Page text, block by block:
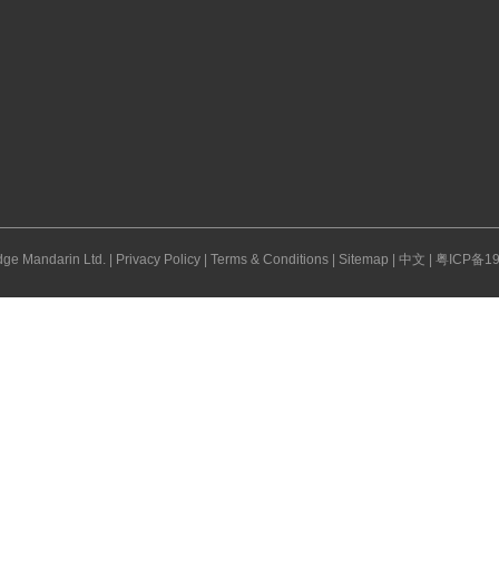
Mandarin Ltd. | Privacy Policy | Terms & Conditions | Sitemap | 中文 | 粤ICP备